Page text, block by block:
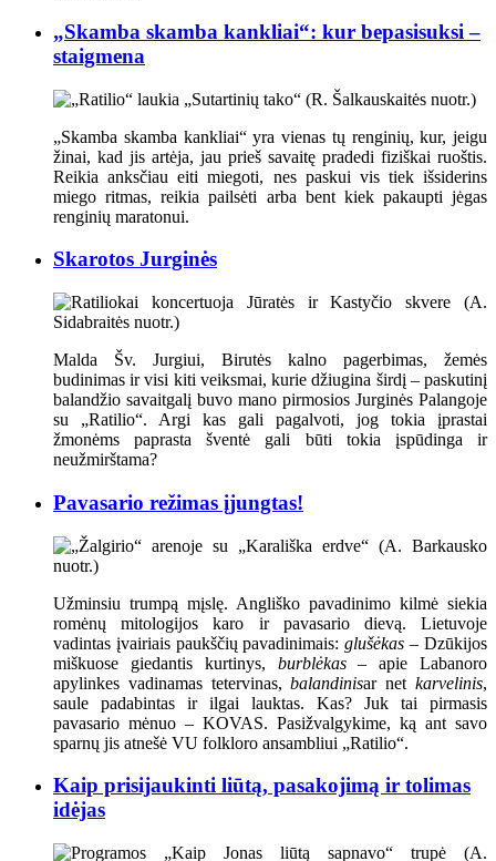
„Skamba skamba kankliai“: kur bepasisuksi –
staigmena
„Skamba skamba kankliai“ yra vienas tų renginių, kur, jeigu
žinai, kad jis artėja, jau prieš savaitę pradedi fiziškai ruoštis.
Reikia anksčiau eiti miegoti, nes paskui vis tiek išsiderins
miego ritmas, reikia pailsėti arba bent kiek pakaupti jėgas
renginių maratonui.
Skarotos Jurginės
Malda Šv. Jurgiui, Birutės kalno pagerbimas, žemės
budinimas ir visi kiti veiksmai, kurie džiugina širdį – paskutinį
balandžio savaitgalį buvo mano pirmosios Jurginės Palangoje
su „Ratilio“. Argi kas gali pagalvoti, jog tokia įprastai
žmonėms paprasta šventė gali būti tokia įspūdinga ir
neužmirštama?
Pavasario režimas įjungtas!
Užminsiu trumpą mįslę. Angliško pavadinimo kilmė siekia
romėnų mitologijos karo ir pavasario dievą. Lietuvoje
vadintas įvairiais paukščių pavadinimais:glušėkas– Dzūkijos
miškuose giedantis kurtinys, burblėkas– apie Labanoro
apylinkes vadinamas tetervinas,balandinisar netkarvelinis,
saule padabintas ir ilgai lauktas. Kas? Juk tai pirmasis
pavasario mėnuo – KOVAS. Pasižvalgykime, ką ant savo
sparnų jis atnešė VU folkloro ansambliui „Ratilio“.
Kaip prisijaukinti liūtą, pasakojimą ir tolimas
idėjas